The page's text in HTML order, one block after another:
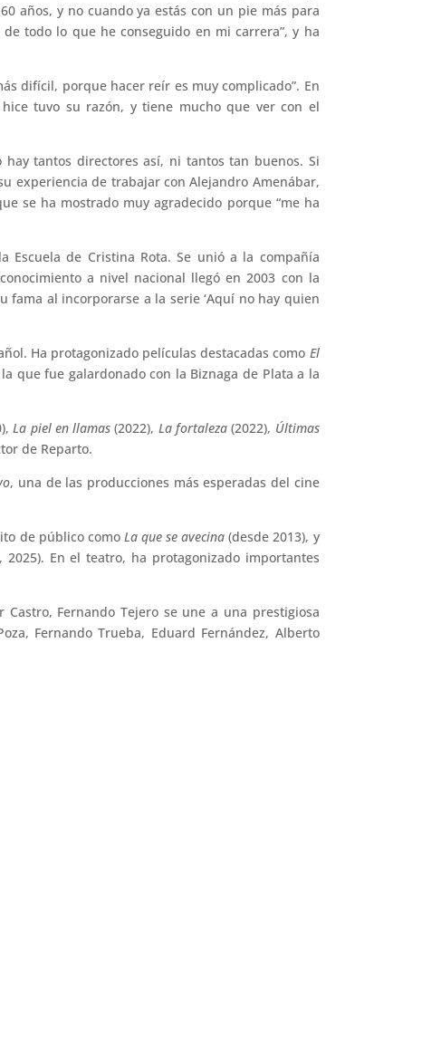
años, y no cuando ya estás con un pie más para
todo lo que he conseguido en mi carrera”, y ha
difícil, porque hacer reír es muy complicado”. En
tuvo su razón, y tiene mucho que ver con el
tantos directores así, ni tantos tan buenos. Si
experiencia de trabajar con Alejandro Amenábar,
se ha mostrado muy agradecido porque “me ha
de Cristina Rota. Se unió a la compañía
a nivel nacional llegó en 2003 con la
fama al incorporarse a la serie ‘Aquí no hay quien
Ha protagonizado películas destacadas como El
que fue galardonado con la Biznaga de Plata a la
La piel en llamas (2022), La fortaleza (2022), Últimas
de Reparto.
, una de las producciones más esperadas del cine
de público como La que se avecina (desde 2013), y
2025). En el teatro, ha protagonizado importantes
Fernando Tejero se une a una prestigiosa
Fernando Trueba, Eduard Fernández, Alberto